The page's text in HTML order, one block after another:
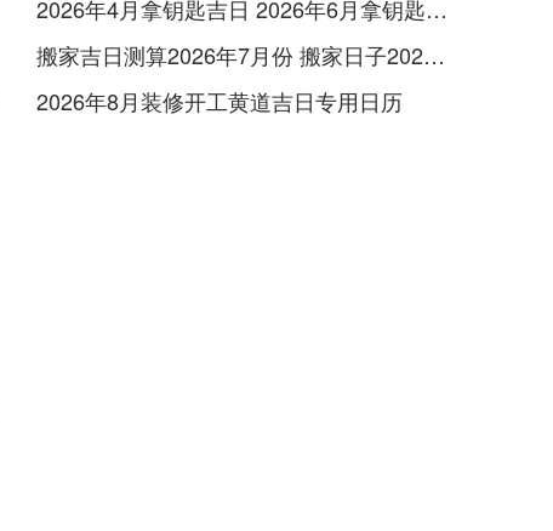
2026年4月拿钥匙吉日 2026年6月拿钥匙的日子
搬家吉日测算2026年7月份 搬家日子2026年6月黄道吉日
2026年8月装修开工黄道吉日专用日历